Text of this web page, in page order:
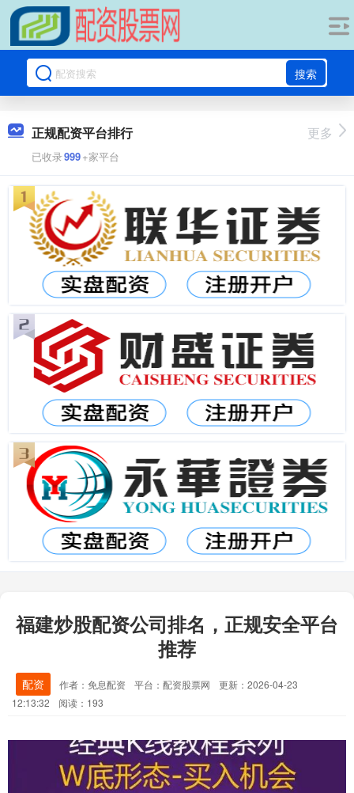
搜索
正规配资平台排行
已收录999+家平台
更多
福建炒股配资公司排名，正规安全平台
推荐
配资 作者：免息配资 平台：配资股票网
更新：2026-04-23
12:13:32
阅读：193